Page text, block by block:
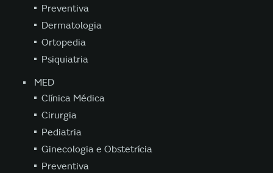
Preventiva
Dermatologia
Ortopedia
Psiquiatria
MED
Clínica Médica
Cirurgia
Pediatria
Ginecologia e Obstetrícia
Preventiva